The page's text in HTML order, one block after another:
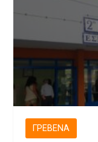
ΓΡΕΒΕΝΆ